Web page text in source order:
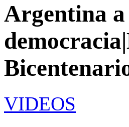
Argentina a
VIDEOS